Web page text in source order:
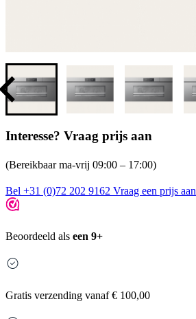
Interesse? Vraag prijs aan
(Bereikbaar ma-vrij 09:00 – 17:00)
Bel +31 (0)72 202 9162 Vraag een prijs aan
Beoordeeld als een 9+
Gratis verzending vanaf € 100,00